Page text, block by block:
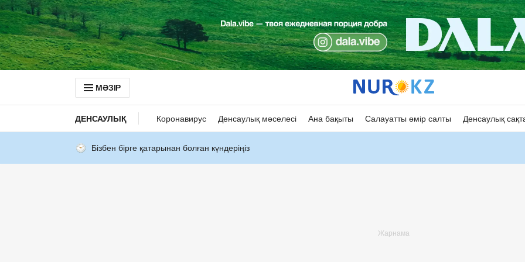
МӘЗІР
ДЕНСАУЛЫҚ Коронавирус Денсаулық мәселесі Ана бақыты Салауатты өмір салты Денсаулық
Бізбен бірге қатарынан болған күндеріңіз